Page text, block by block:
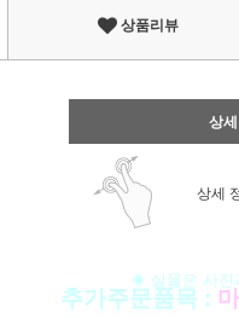
상품리뷰
상
상세
◈ 실물은 사진
추가주문품목 :